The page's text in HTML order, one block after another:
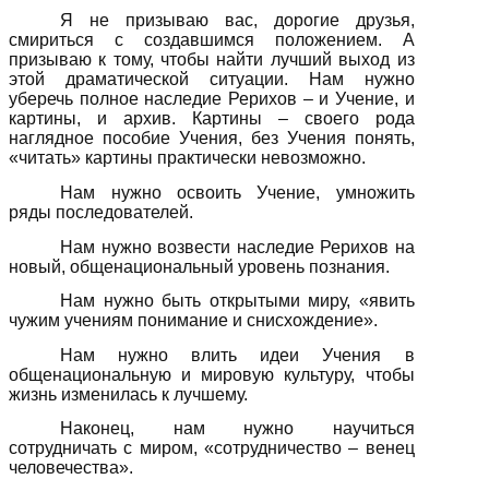
Я не призываю вас, дорогие друзья,
смириться с создавшимся положением. А
призываю к тому, чтобы найти лучший выход из
этой драматической ситуации. Нам нужно
уберечь полное наследие Рерихов – и Учение, и
картины, и архив. Картины – своего рода
наглядное пособие Учения, без Учения понять,
«читать» картины практически невозможно.
Нам нужно освоить Учение, умножить
ряды последователей.
Нам нужно возвести наследие Рерихов на
новый, общенациональный уровень познания.
Нам нужно быть открытыми миру, «явить
чужим учениям понимание и снисхождение».
Нам нужно влить идеи Учения в
общенациональную и мировую культуру, чтобы
жизнь изменилась к лучшему.
Наконец, нам нужно научиться
сотрудничать с миром, «сотрудничество – венец
человечества».